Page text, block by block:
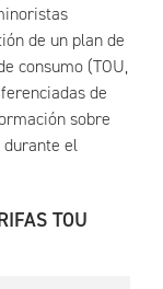
de un plan de
consumo (TOU,
de
sobre
durante el
TOU